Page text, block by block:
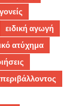
γονείς
ειδική αγωγή
ατύχημα